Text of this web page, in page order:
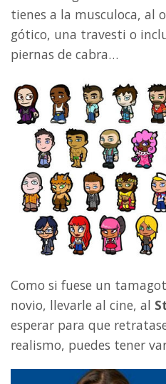
tienes a la musculoca, al
gótico, una travesti o
piernas de cabra…
Como si fuese un
novio, llevarle al cine, al
esperar para que
realismo, puedes tener